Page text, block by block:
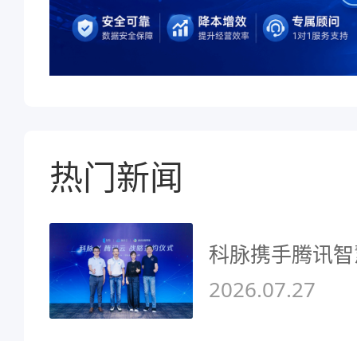
热门新闻
科脉携手腾讯
2026.07.27